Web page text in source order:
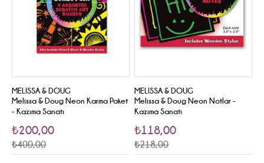
MELISSA & DOUG
Melissa & Doug Neon Karma Paket
- Kazıma Sanatı
₺200,00
₺400,00
MELISSA & DOUG
Melissa & Doug Neon Notlar -
Kazıma Sanatı
₺118,00
₺218,00